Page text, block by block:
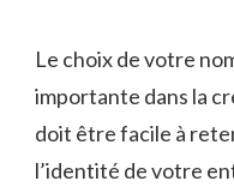
Le choix de votre
importante dans la
doit être facile à
l’identité de votre